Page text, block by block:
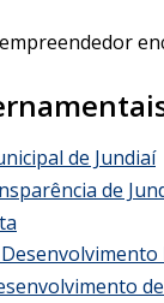
de Jundiaí
de